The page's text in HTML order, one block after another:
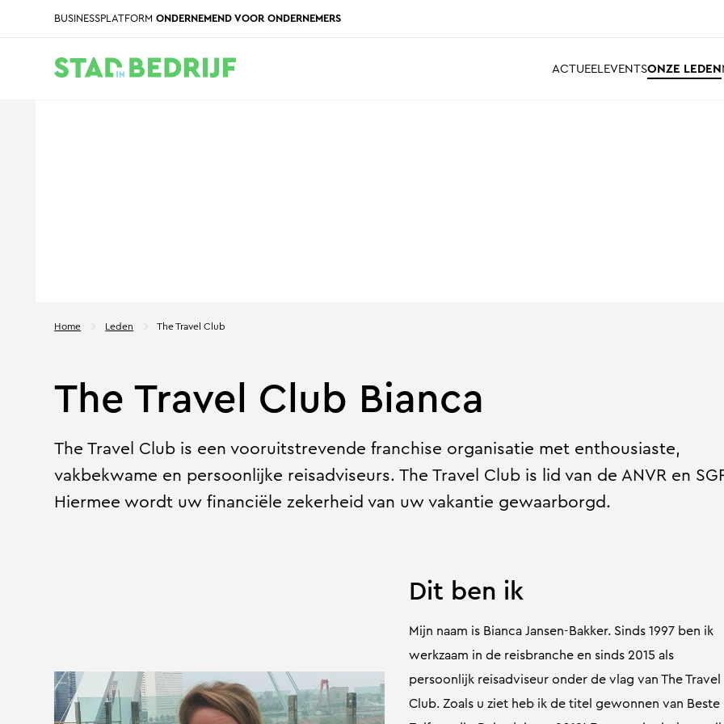
BUSINESSPLATFORMONDERNEMEND VOOR ONDERNEMERS
ACTUEELEVENTSONZE LEDEN
Home Leden The Travel Club
The Travel Club Bianca
The Travel Club is een vooruitstrevende franchise organisatie met enthousiaste,
vakbekwame en persoonlijke reisadviseurs. The Travel Club is lid van de ANVR en
Hiermee wordt uw financiële zekerheid van uw vakantie gewaarborgd.
Dit ben ik
Mijn naam is Bianca Jansen-Bakker. Sinds 1997 ben ik
werkzaam in de reisbranche en sinds 2015 als
persoonlijk reisadviseur onder de vlag van The Travel
Club. Zoals u ziet heb ik de titel gewonnen van Beste